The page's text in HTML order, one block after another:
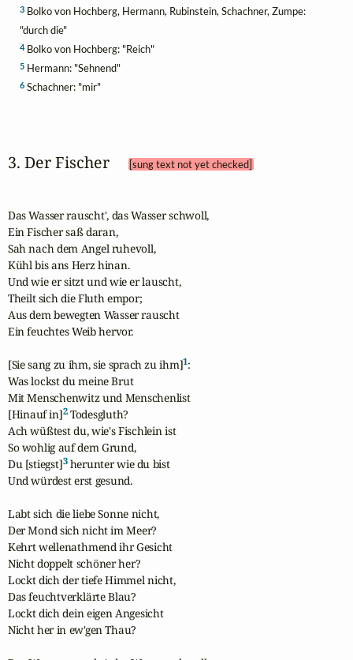
3Bolko von Hochberg, Hermann, Rubinstein, Schachner, Zumpe:
"durch die"
4Bolko von Hochberg: "Reich"
5Hermann: "Sehnend"
6Schachner: "mir"
3. Der Fischer [sung text not yet checked]
Das Wasser rauscht', das Wasser schwoll,
Ein Fischer saß daran,
Sah nach dem Angel ruhevoll,
Kühl bis ans Herz hinan.
Und wie er sitzt und wie er lauscht,
Theilt sich die Fluth empor;
Aus dem bewegten Wasser rauscht
Ein feuchtes Weib hervor.
[Sie sang zu ihm, sie sprach zu ihm]1:
Was lockst du meine Brut
Mit Menschenwitz und Menschenlist
[Hinauf in]2 Todesgluth?
Ach wüßtest du, wie's Fischlein ist
So wohlig auf dem Grund,
Du [stiegst]3 herunter wie du bist
Und würdest erst gesund.
Labt sich die liebe Sonne nicht,
Der Mond sich nicht im Meer?
Kehrt wellenathmend ihr Gesicht
Nicht doppelt schöner her?
Lockt dich der tiefe Himmel nicht,
Das feuchtverklärte Blau?
Lockt dich dein eigen Angesicht
Nicht her in ew'gen Thau?